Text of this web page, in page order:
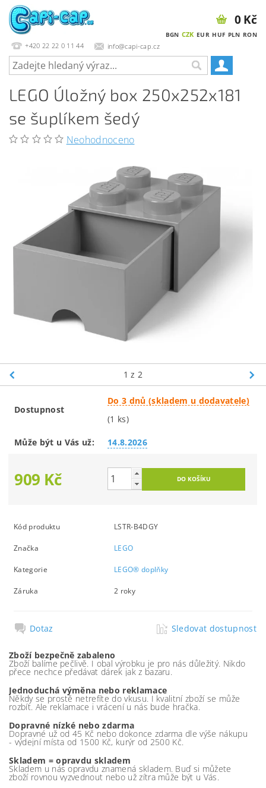
+420 22 22 0 11 44 info@capi-cap.cz
BGN CZK EUR HUF PLN RON
0 Kč
LEGO Úložný box 250x252x181
se šuplíkem šedý
Neohodnoceno
1 z 2
Dostupnost
Do 3 dnů (skladem u dodavatele)
(1 ks)
Může být u Vás už: 14.8.2026
909 Kč
Kód produktu LSTR-B4DGY
Značka LEGO
Kategorie LEGO® doplňky
Záruka 2 roky
Dotaz Sledovat dostupnost
Zboží bezpečně zabaleno
Zboží balíme pečlivě. I obal výrobku je pro nás důležitý. Nikdo
přece nechce předávat dárek jak z bazaru.
Jednoduchá výměna nebo reklamace
Někdy se prostě netrefíte do vkusu. I kvalitní zboží se může
rozbít. Ale reklamace i vrácení u nás bude hračka.
Dopravné nízké nebo zdarma
Dopravné už od 45 Kč nebo dokonce zdarma dle výše nákupu
- výdejní místa od 1500 Kč, kurýr od 2500 Kč.
Skladem = opravdu skladem
Skladem u nás opravdu znamená skladem. Buď si můžete
zboží rovnou vyzvednout nebo už zítra může být u Vás.